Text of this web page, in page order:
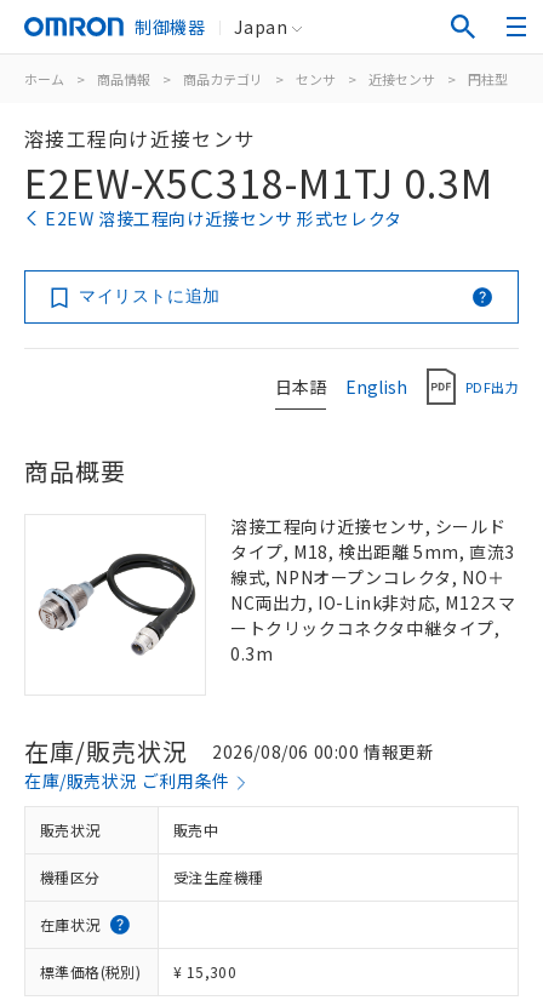
制御機器 Japan
ホーム > 商品情報 > 商品カテゴリ > センサ > 近接センサ > 円柱型
溶接工程向け近接センサ
E2EW-X5C318-M1TJ 0.3M
E2EW 溶接工程向け近接センサ 形式セレクタ
マイリストに追加
日本語 English PDF出力
商品概要
溶接工程向け近接センサ, シールド
タイプ, M18, 検出距離 5mm, 直流3
線式, NPNオープンコレクタ, NO＋
NC両出力, IO-Link非対応, M12スマ
ートクリックコネクタ中継タイプ,
0.3m
在庫/販売状況
2026/08/06 00:00 情報更新
在庫/販売状況 ご利用条件
販売状況 販売中
機種区分 受注生産機種
在庫状況
標準価格(税別) ¥ 15,300